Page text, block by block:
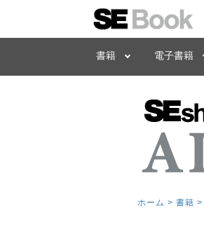
書籍 電子書籍
ホーム > 書籍 >